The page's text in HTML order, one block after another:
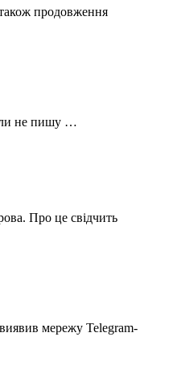
також продовження
не пишу …
Про це свідчить
мережу Telegram-